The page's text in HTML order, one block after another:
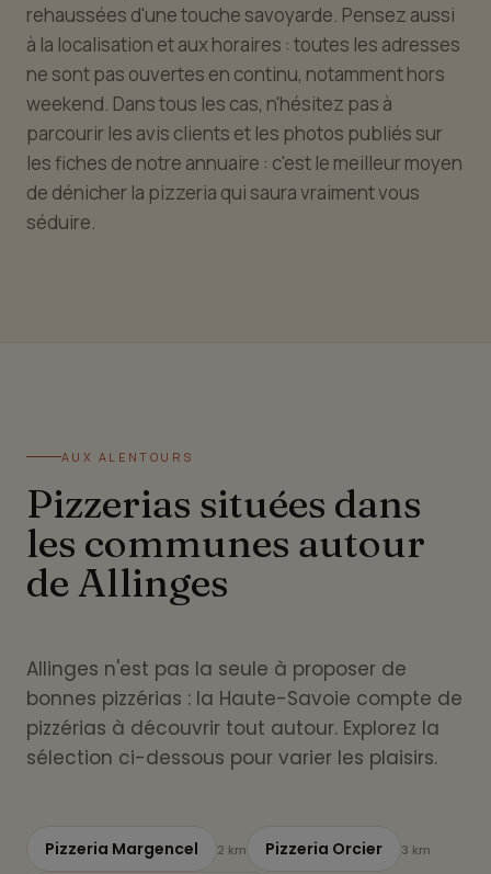
rehaussées d'une touche savoyarde. Pensez aussi
à la localisation et aux horaires : toutes les adresses
ne sont pas ouvertes en continu, notamment hors
weekend. Dans tous les cas, n'hésitez pas à
parcourir les avis clients et les photos publiés sur
les fiches de notre annuaire : c'est le meilleur moyen
de dénicher la pizzeria qui saura vraiment vous
séduire.
AUX ALENTOURS
Pizzerias situées dans
les communes autour
de Allinges
Allinges n'est pas la seule à proposer de
bonnes pizzérias : la Haute-Savoie compte de
pizzérias à découvrir tout autour. Explorez la
sélection ci-dessous pour varier les plaisirs.
Pizzeria Margencel 2 km Pizzeria Orcier 3 km